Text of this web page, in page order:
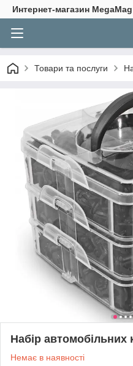
Интернет-магазин MegaMag
Товари та послуги
Набір автомобільних
Немає в наявності